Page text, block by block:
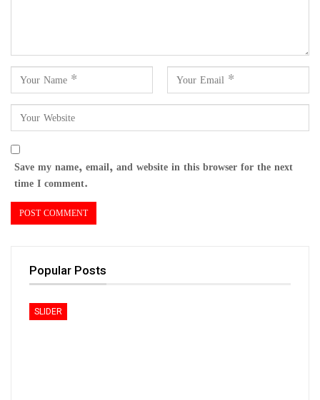
Save my name, email, and website in this browser for the next
time I comment.
Popular Posts
SLIDER